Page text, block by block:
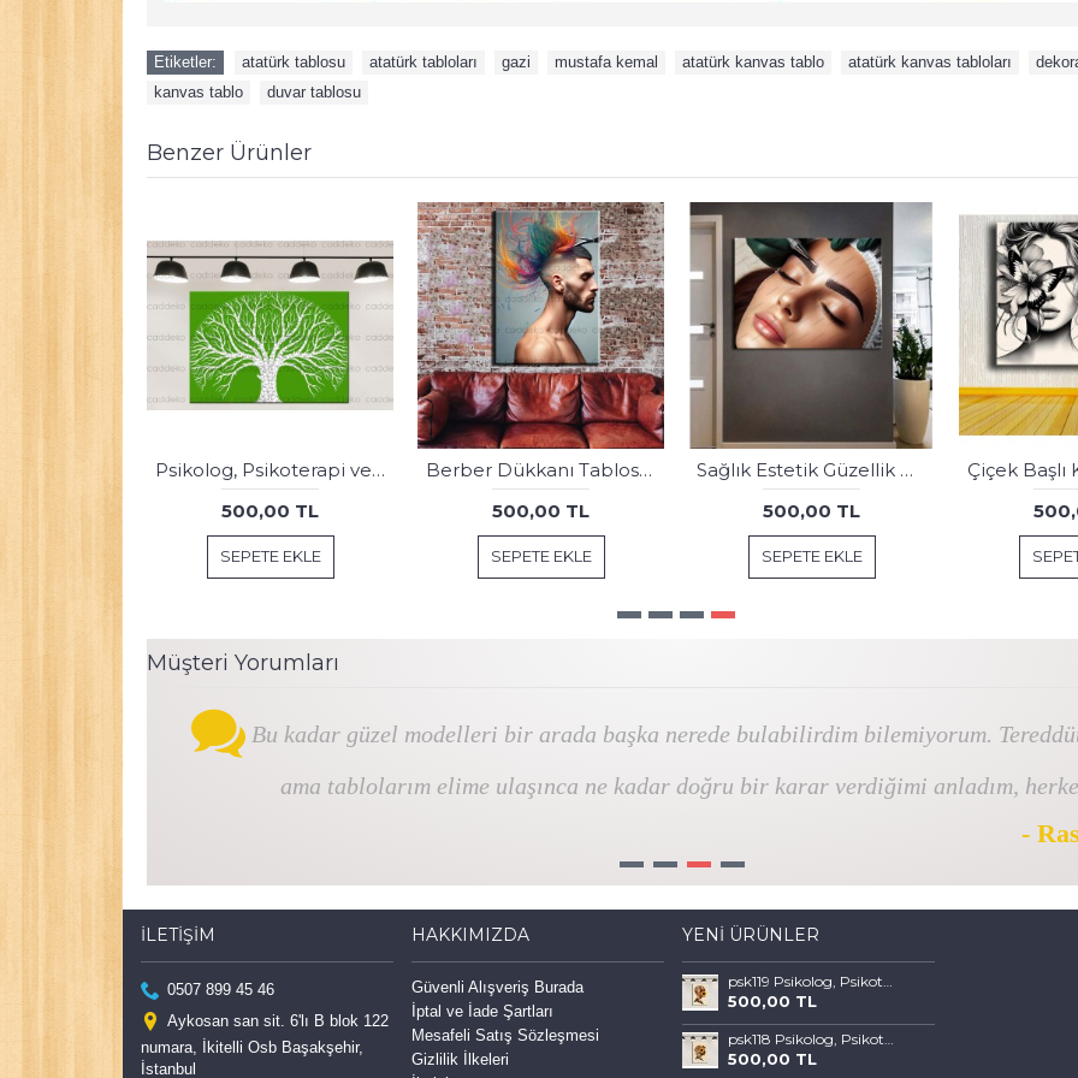
Etiketler: atatürk tablosu atatürk tabloları gazi mustafa kemal atatürk kanvas tablo atatürk kanvas tabloları
kanvas tablo
duvar tablosu
Benzer Ürünler
Ağız ve Diş Sağlığı Polikliniği Tabloları Dekoratif Diş, Dekoratif Dişçi, Dişçi Dekorasyonu dsc608
500,00 TL
SEPETE EKLE
dkm-k64-19 Atataürk Yavru Köpek Severken Tablo
500,00 TL
SEPETE EKLE
Hamse Eli, Fatıma Ana Eli Tablo dkmr552
500,00 TL
SEPETE EKLE
Müşteri Yorumları
Bu kadar güzel modelleri bir arada başka nerede bulabilirdim bilemiyorum.
ama tablolarım elime ulaşınca ne kadar doğru bir karar verdiğimi anladım,
-
1 2 3 4
İLETIŞIM
0507 899 45 46
Aykosan san sit. 6'lı B blok 122
numara, İkitelli Osb Başakşehir,
İstanbul
HAKKIMIZDA
Güvenli Alışveriş Burada
İptal ve İade Şartları
Mesafeli Satış Sözleşmesi
Gizlilik İlkeleri
YENI ÜRÜNLER
500,00 TL
500,00 TL